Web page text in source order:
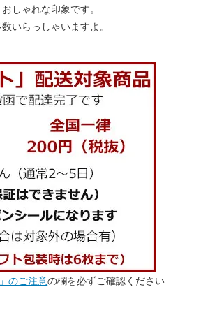
しゃれな印象です。
いらっしゃいますよ。
のご注意の欄を必ずご確認ください